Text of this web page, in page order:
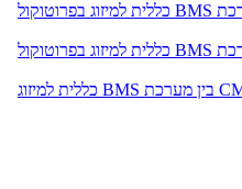
מתאם תקשורת בין מערכת BMS כללית למיזוג בפרוטוקול
מתאם תקשורת בין מערכת BMS כללית למיזוג בפרוטוקול
מתאם תקשורת CM-6000 בין מערכת BMS כללית למיזוג